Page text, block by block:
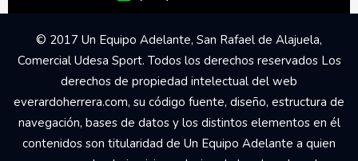
© 2017 Un Equipo Adelante, San Rafael de Alajuela,
Comercial Udesa Sport. Todos los derechos reservados Los
derechos de propiedad intelectual del web
everardoherrera.com, su código fuente, diseño, estructura de
navegación, bases de datos y los distintos elementos en él
contenidos son titularidad de Un Equipo Adelante a quien